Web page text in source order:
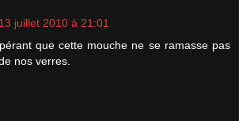
13 juillet 2010 à 21:01
que cette mouche ne se ramasse pas
nos verres.